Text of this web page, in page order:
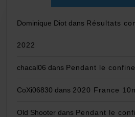
Dominique Diot dans Résultats
2022
chacal06 dans Pendant le
CoXi06830 dans 2020 France
Old Shooter dans Pendant le